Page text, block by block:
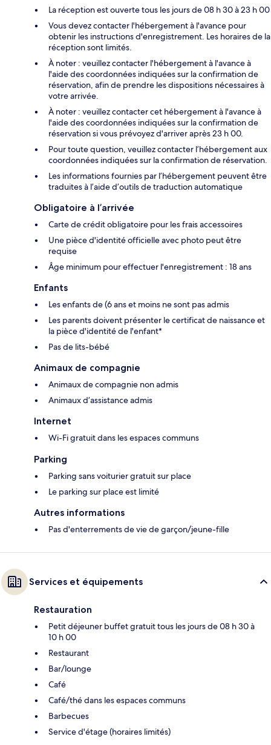
La réception est ouverte tous les jours de 08 h 30 à 23 h 00
Vous devez contacter l'hébergement à l'avance pour
obtenir les instructions d'enregistrement. Les horaires de la
réception sont limités.
À noter : veuillez contacter l'hébergement à l'avance à
l'aide des coordonnées indiquées sur la confirmation de
réservation, afin de prendre les dispositions nécessaires à
votre arrivée.
À noter : veuillez contacter cet hébergement à l'avance à
l'aide des coordonnées indiquées sur la confirmation de
réservation si vous prévoyez d'arriver après 23 h 00.
Pour toute question, veuillez contacter l’hébergement aux
coordonnées indiquées sur la confirmation de réservation.
Les informations fournies par l’hébergement peuvent être
traduites à l’aide d’outils de traduction automatique
Obligatoire à l’arrivée
Carte de crédit obligatoire pour les frais accessoires
Une pièce d'identité officielle avec photo peut être
requise
Âge minimum pour effectuer l'enregistrement : 18 ans
Enfants
Les enfants de (6 ans et moins ne sont pas admis
Les parents doivent présenter le certificat de naissance et
la pièce d'identité de l'enfant*
Pas de lits-bébé
Animaux de compagnie
Animaux de compagnie non admis
Animaux d’assistance admis
Internet
Wi-Fi gratuit dans les espaces communs
Parking
Parking sans voiturier gratuit sur place
Le parking sur place est limité
Autres informations
Pas d'enterrements de vie de garçon/jeune-fille
Services et équipements
Restauration
Petit déjeuner buffet gratuit tous les jours de 08 h 30 à
10 h 00
Restaurant
Bar/lounge
Café
Café/thé dans les espaces communs
Barbecues
Service d'étage (horaires limités)